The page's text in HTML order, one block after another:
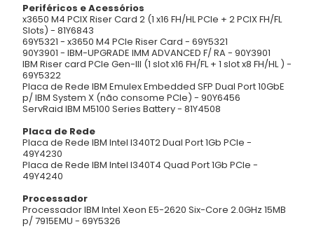
Periféricos e Acessórios
x3650 M4 PCIX Riser Card 2 (1 x16 FH/HL PCIe + 2 PCIX FH/FL
Slots) - 81Y6843
69Y5321 - x3650 M4 PCIe Riser Card - 69Y5321
90Y3901 - IBM-UPGRADE IMM ADVANCED F/ RA - 90Y3901
IBM Riser card PCIe Gen-III (1 slot x16 FH/FL + 1 slot x8 FH/HL ) -
69Y5322
Placa de Rede IBM Emulex Embedded SFP Dual Port 10GbE
p/ IBM System X (não consome PCIe) - 90Y6456
ServRaid IBM M5100 Series Battery - 81Y4508
Placa de Rede
Placa de Rede IBM Intel I340T2 Dual Port 1Gb PCIe -
49Y4230
Placa de Rede IBM Intel I340T4 Quad Port 1Gb PCIe -
49Y4240
Processador
Processador IBM Intel Xeon E5-2620 Six-Core 2.0GHz 15MB
p/ 7915EMU - 69Y5326